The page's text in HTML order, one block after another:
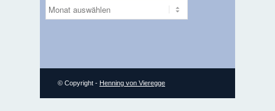
Artikel
Archiv
© Copyright - Henning von Vieregge